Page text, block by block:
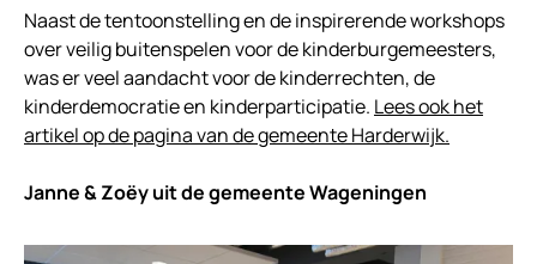
Naast de tentoonstelling en de inspirerende workshops
over veilig buitenspelen voor de kinderburgemeesters,
was er veel aandacht voor de kinderrechten, de
kinderdemocratie en kinderparticipatie. Lees ook het
artikel op de pagina van de gemeente Harderwijk.
Janne & Zoëy uit de gemeente Wageningen